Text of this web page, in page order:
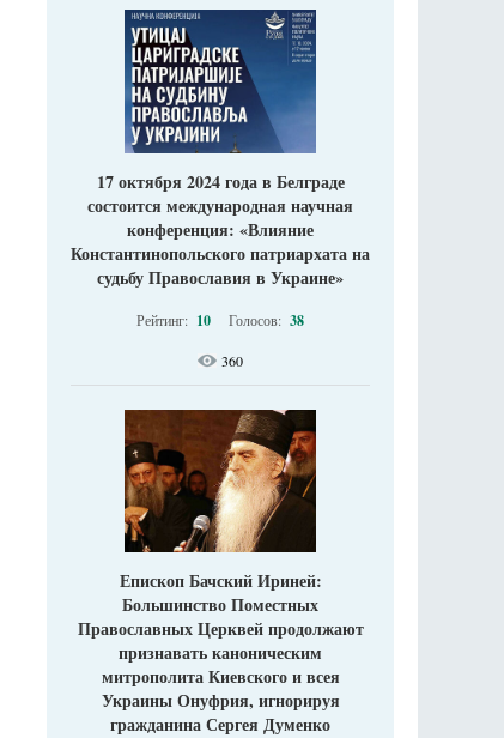
17 октября 2024 года в Белграде
состоится международная научная
конференция: «Влияние
Константинопольского патриархата на
судьбу Православия в Украине»
Рейтинг: 10 Голосов: 38
360
Епископ Бачский Ириней:
Большинство Поместных
Православных Церквей продолжают
признавать каноническим
митрополита Киевского и всея
Украины Онуфрия, игнорируя
гражданина Сергея Думенко